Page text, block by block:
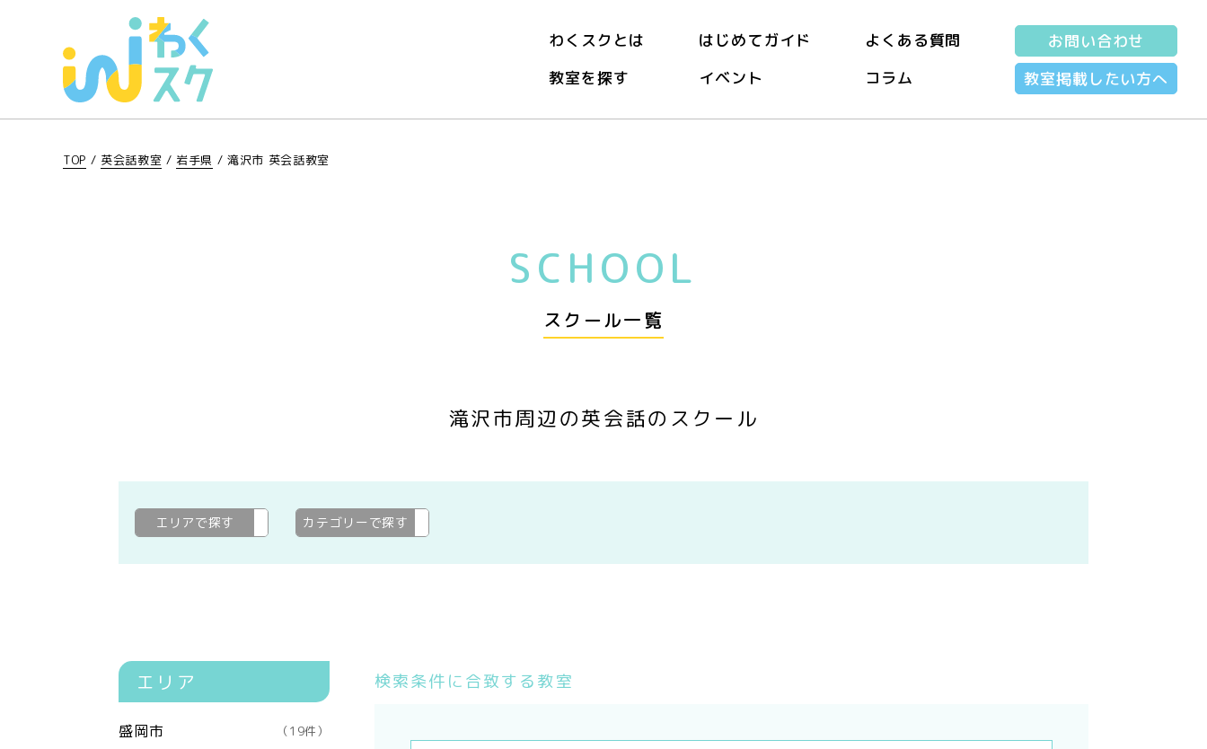
わくスクとは はじめてガイド
よくある質問
教室を探す
イベント コラム
お問い合わせ
教室掲載したい方へ
TOP / 英会話教室 / 岩手県 /滝沢市 英会話教室
SCHOOL
スクール一覧
滝沢市周辺の英会話のスクール
エリアで探す 滝沢市カテゴリーで探す
エリア
盛岡市 （19件）
検索条件に合致する教室